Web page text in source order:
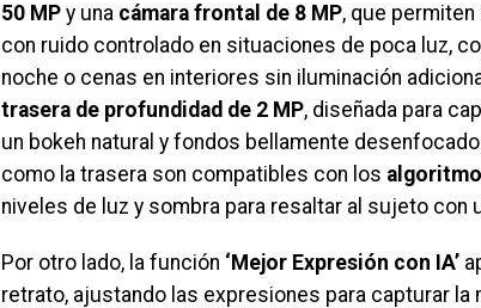
50 MP y una cámara frontal de 8 MP, que
con ruido controlado en situaciones de poca luz,
noche o cenas en interiores sin iluminación
trasera de profundidad de 2 MP, diseñada para
un bokeh natural y fondos bellamente
como la trasera son compatibles con los
niveles de luz y sombra para resaltar al sujeto con
Por otro lado, la función ‘Mejor Expresión con IA’
retrato, ajustando las expresiones para capturar la